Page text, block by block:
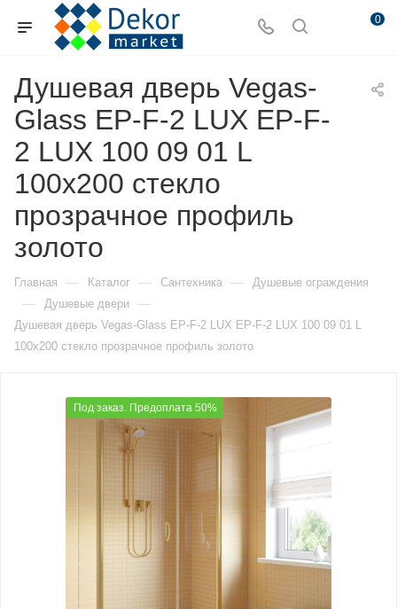
0
Душевая дверь Vegas-
Glass EP-F-2 LUX EP-F-
2 LUX 100 09 01 L
100х200 стекло
прозрачное профиль
золото
Главная — Каталог — Сантехника — Душевые ограждения
— Душевые двери —
Душевая дверь Vegas-Glass EP-F-2 LUX EP-F-2 LUX 100 09 01 L
100х200 стекло прозрачное профиль золото
Под заказ. Предоплата 50%